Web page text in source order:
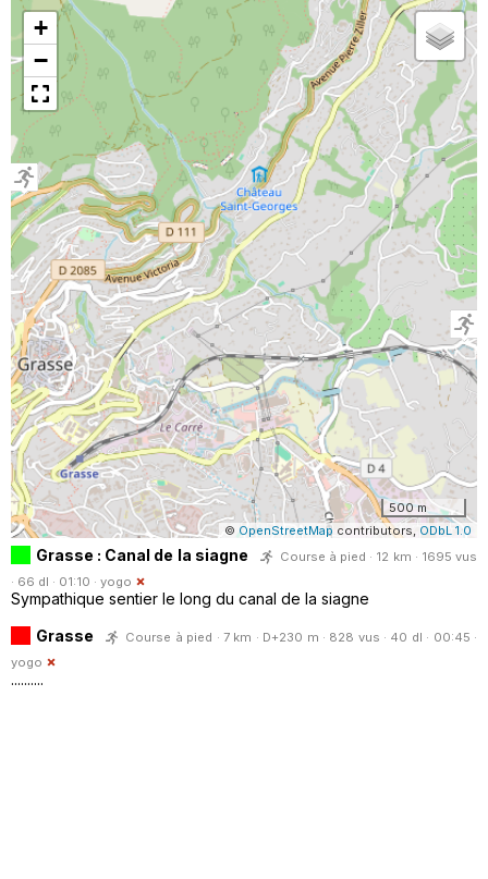
Trier par
Horodatage Photos
+
−
500 m
©OpenStreetMap contributors, ODbL 1.0
Grasse : Canal de la siagne
Course à pied · 12 km · 1695 vus
· 66 dl · 01:10 · yogo
Sympathique sentier le long du canal de la siagne
Grasse
Course à pied · 7 km · D+230 m · 828 vus · 40 dl · 00:45 ·
yogo
..........